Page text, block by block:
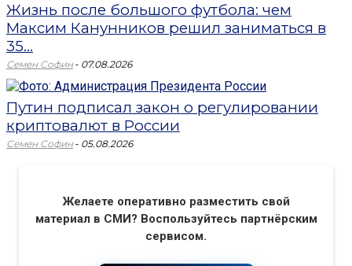
Жизнь после большого футбола: чем
Максим Канунников решил заниматься в
35...
Семен Софин - 07.08.2026
Путин подписал закон о регулировании
криптовалют в России
Семен Софин - 05.08.2026
Желаете оперативно разместить свой
материал в СМИ? Воспользуйтесь партнёрским
сервисом.